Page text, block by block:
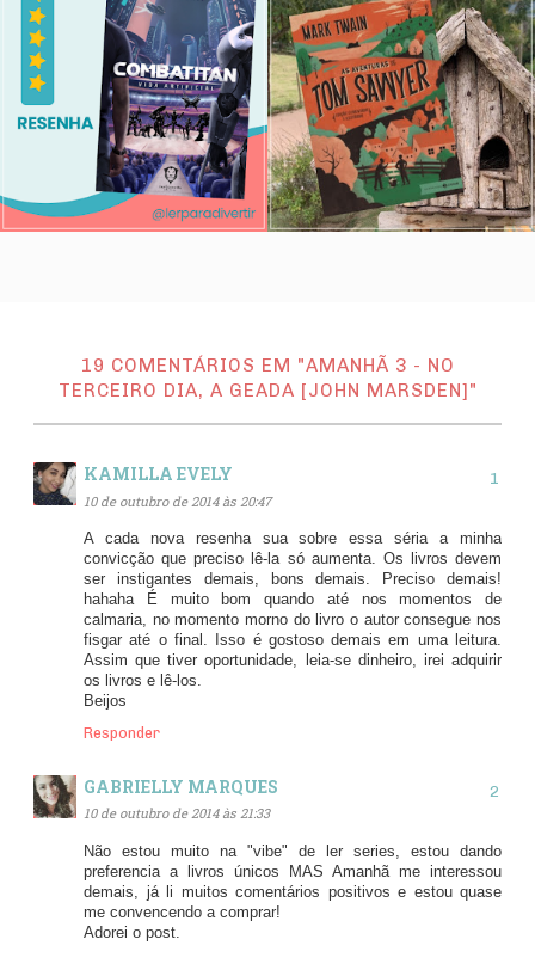
19 COMENTÁRIOS EM "AMANHÃ 3 - NO
TERCEIRO DIA, A GEADA [JOHN MARSDEN]"
KAMILLA EVELY
10 de outubro de 2014 às 20:47
A cada nova resenha sua sobre essa séria a minha
convicção que preciso lê-la só aumenta. Os livros devem
ser instigantes demais, bons demais. Preciso demais!
hahaha É muito bom quando até nos momentos de
calmaria, no momento morno do livro o autor consegue nos
fisgar até o final. Isso é gostoso demais em uma leitura.
Assim que tiver oportunidade, leia-se dinheiro, irei adquirir
os livros e lê-los.
Beijos
Responder
GABRIELLY MARQUES
10 de outubro de 2014 às 21:33
Não estou muito na "vibe" de ler series, estou dando
preferencia a livros únicos MAS Amanhã me interessou
demais, já li muitos comentários positivos e estou quase
me convencendo a comprar!
Adorei o post.